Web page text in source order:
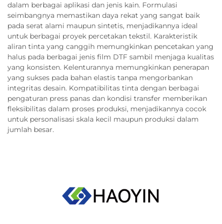
dalam berbagai aplikasi dan jenis kain. Formulasi
seimbangnya memastikan daya rekat yang sangat baik
pada serat alami maupun sintetis, menjadikannya ideal
untuk berbagai proyek percetakan tekstil. Karakteristik
aliran tinta yang canggih memungkinkan pencetakan yang
halus pada berbagai jenis film DTF sambil menjaga kualitas
yang konsisten. Kelenturannya memungkinkan penerapan
yang sukses pada bahan elastis tanpa mengorbankan
integritas desain. Kompatibilitas tinta dengan berbagai
pengaturan press panas dan kondisi transfer memberikan
fleksibilitas dalam proses produksi, menjadikannya cocok
untuk personalisasi skala kecil maupun produksi dalam
jumlah besar.